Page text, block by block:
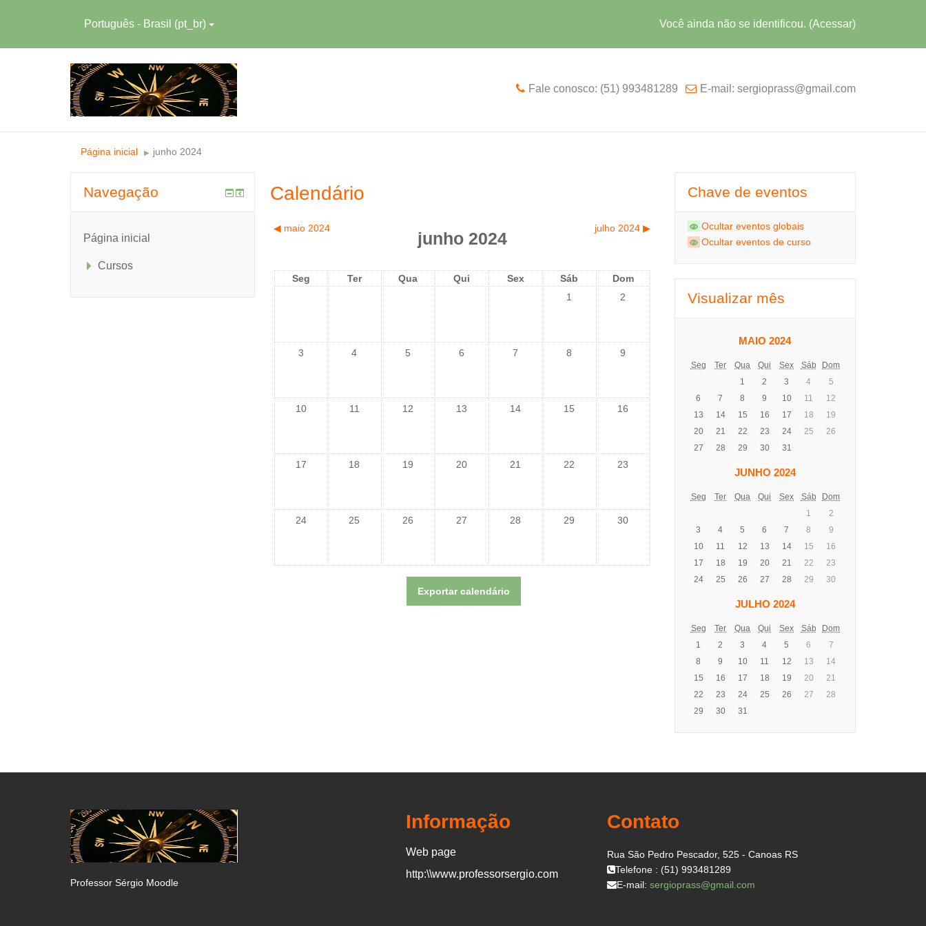
Você ainda não se identificou. (Acessar)
Português - Brasil ‎(pt_br)‎
Fale conosco: (51) 993481289 E-mail: sergioprass@gmail.com
Página inicial ▶︎ junho 2024
Calendário
◀︎ maio 2024
junho 2024
julho 2024 ▶︎
Seg Ter Qua Qui Sex Sáb
Dom
1
2
3 4 5 6 7 8 9
10 11 12 13 14 15 16
17 18 19 20 21 22 23
24 25 26 27 28 29 30
Navegação
Página inicial
Cursos
Chave de eventos
Ocultar eventos globais
Ocultar eventos de curso
Visualizar mês
MAIO 2024
Seg Ter Qua Qui Sex Sáb
Dom
1
2 3 4
5
6
7 8 9 10 11
12
13
14 15 16 17 18
19
20
21 22 23 24 25
26
27
28 29 30 31
JUNHO 2024
Seg Ter Qua Qui Sex Sáb
Dom
1
2
3
4 5 6 7 8
9
10
11 12 13 14 15
16
17
18 19 20 21 22
23
24
25 26 27 28 29 30
JULHO 2024
Seg Ter Qua Qui Sex Sáb
Dom
1
2 3 4 5 6
7
8
9 10 11 12 13
14
15
16 17 18 19 20
21
22
23 24 25 26 27
28
29
30 31
Professor Sérgio Moodle
Informação
Web page
http:\\www.professorsergio.com
Contato
Rua São Pedro Pescador, 525 - Canoas RS
Telefone : (51) 993481289
E-mail:sergioprass@gmail.com